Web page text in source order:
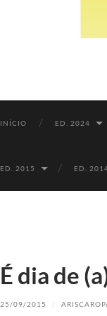
INÍCIO ED. 2024
ED. 2015 ED.
É dia de
25/09/2015 /